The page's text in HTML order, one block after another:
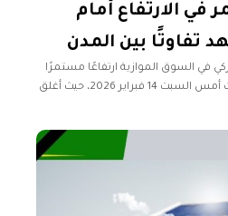
في الارتفاع أمام
تفاوتًا بين المدن
في السوق الموازية ارتفاعًا مستمرًا
أمام الدينار الليبي خلال تعاملات أمس السبت 14 فبراير 2026، حيث أغلق